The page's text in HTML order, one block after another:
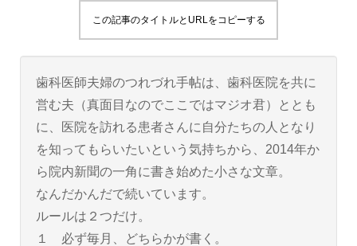
この記事のタイトルとURLをコピーする
歯科医師夫婦のつれづれ手帖は、歯科医院を共に
営む夫（真面目なのでここではマジオ君）ととも
に、医院を訪れる患者さんに自分たちの人となり
を知ってもらいたいという気持ちから、2014年か
ら院内新聞の一角に書き始めた小さな文章。
なんだかんだで続いています。
ルールは２つだけ。
１ 必ず毎月、どちらかが書く。